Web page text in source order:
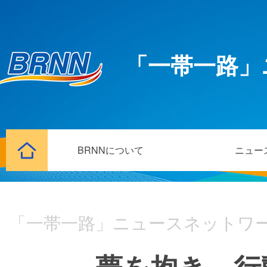
「一帯一路
BRNNについて ニュー
「一帯一路」ニュースネットワ